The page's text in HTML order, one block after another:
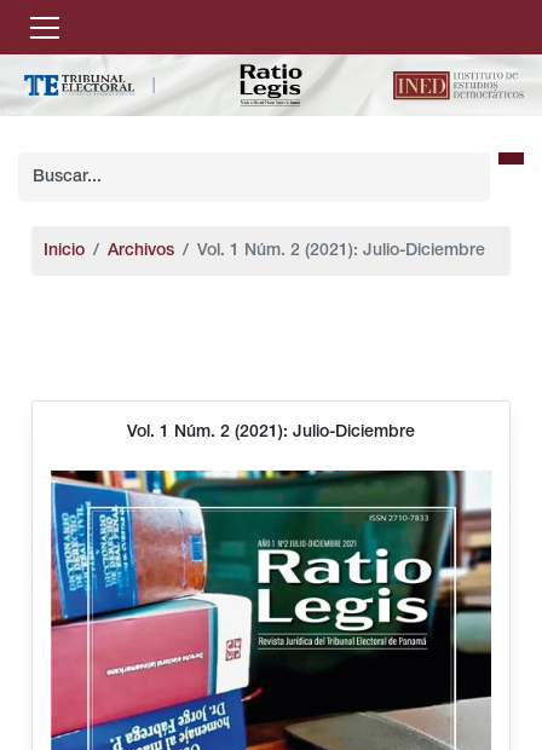
Inicio Archivos Vol. 1 Núm. 2 (2021): Julio-Diciembre
Vol. 1 Núm. 2 (2021): Julio-Diciembre